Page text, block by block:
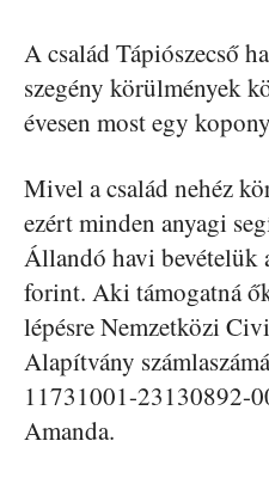
A család Tápiószecső
szegény körülmények
évesen most egy
Mivel a család nehéz
ezért minden anyagi
Állandó havi bevételük
forint. Aki támogatná
lépésre Nemzetközi
Alapítvány
11731001-23130892-
Amanda.